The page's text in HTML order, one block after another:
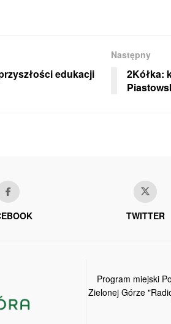
edukacji
Następny
2Kółka:
TWITTER
Program miejski
Zielonej Górze